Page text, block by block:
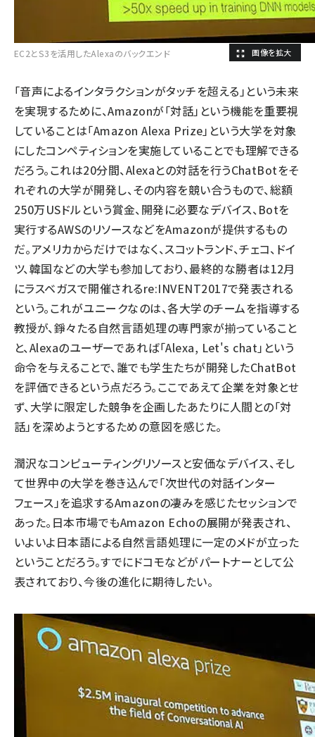
EC2とS3を活用したAlexaのバックエンド
「音声によるインタラクションがタッチを超える」という未来
を実現するために、Amazonが「対話」という機能を重要視
していることは「Amazon Alexa Prize」という大学を対象
にしたコンペティションを実施していることでも理解できる
だろう。これは20分間、Alexaとの対話を行うChatBotをそ
れぞれの大学が開発し、その内容を競い合うもので、総額
250万USドルという賞金、開発に必要なデバイス、Botを
実行するAWSのリソースなどをAmazonが提供するもの
だ。アメリカからだけではなく、スコットランド、チェコ、ドイ
ツ、韓国などの大学も参加しており、最終的な勝者は12月
にラスベガスで開催されるre:INVENT2017で発表される
という。これがユニークなのは、各大学のチームを指導する
教授が、錚々たる自然言語処理の専門家が揃っていること
と、Alexaのユーザーであれば「Alexa, Let's chat」という
命令を与えることで、誰でも学生たちが開発したChatBot
を評価できるという点だろう。ここであえて企業を対象とせ
ず、大学に限定した競争を企画したあたりに人間との「対
話」を深めようとするための意図を感じた。
潤沢なコンピューティングリソースと安価なデバイス、そし
て世界中の大学を巻き込んで「次世代の対話インター
フェース」を追求するAmazonの凄みを感じたセッションで
あった。日本市場でもAmazon Echoの展開が発表され、
いよいよ日本語による自然言語処理に一定のメドが立った
ということだろう。すでにドコモなどがパートナーとして公
表されており、今後の進化に期待したい。